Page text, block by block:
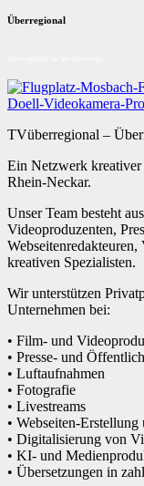
Überregional
TVüberregional –
Ein Netzwerk
Rhein-Neckar.
Unser Team besteht
Videoproduzenten,
Webseitenredakteuren,
kreativen Spezialisten.
Wir unterstützen
Unternehmen bei:
• Film- und
• Presse- und
• Luftaufnahmen
• Fotografie
• Livestreams
• Webseiten-
• Digitalisierung von
• KI- und
• Übersetzungen in